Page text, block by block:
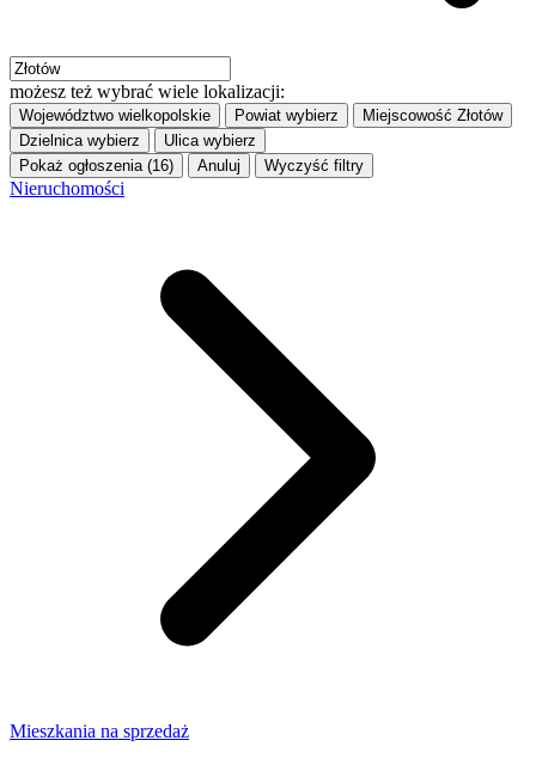
możesz też wybrać wiele lokalizacji:
Województwo wielkopolskie Powiat wybierz Miejscowość Złotów
Dzielnica wybierz Ulica wybierz
Pokaż ogłoszenia (16)
Anuluj Wyczyść filtry
Nieruchomości
Mieszkania na sprzedaż